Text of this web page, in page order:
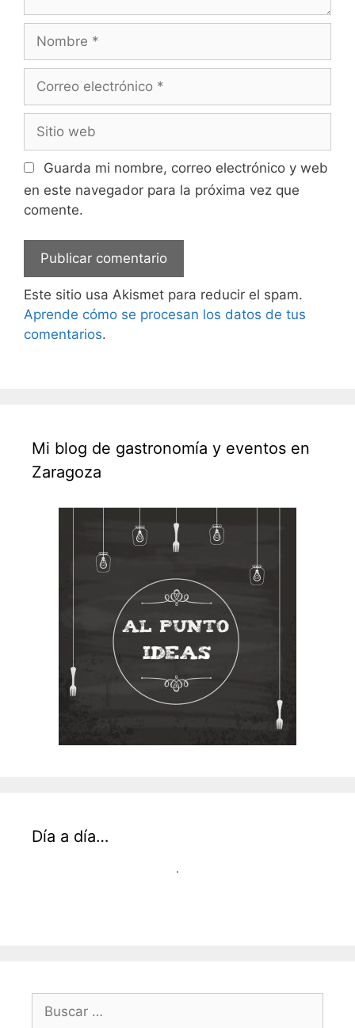
electrónico
web
Guarda mi nombre, correo electrónico y web
en este navegador para la próxima vez que
comente.
Este sitio usa Akismet para reducir el spam.
Aprende cómo se procesan los datos de tus
comentarios.
Mi blog de gastronomía y eventos en
Zaragoza
Día a día…